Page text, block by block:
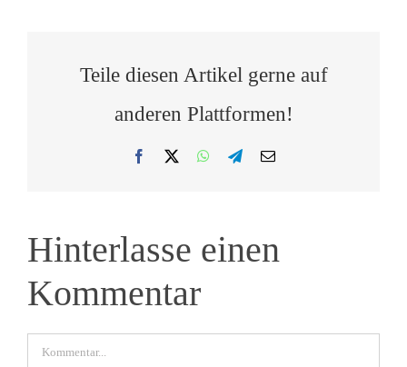
Teile diesen Artikel gerne auf
anderen Plattformen!
Facebook WhatsApp
Telegram
E-
Hinterlasse einen
Kommentar
Kommentar